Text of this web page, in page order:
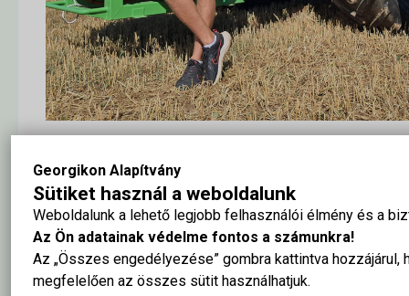
Georgikon Alapítvány
Sütiket használ a weboldalunk
Weboldalunk a lehető legjobb felhasználói élmény és a
Az Ön adatainak védelme fontos a számunkra!
Az „Összes engedélyezése” gombra kattintva hozzájárul,
megfelelően az összes sütit használhatjuk.
Pótfelvételi:Jelentkezz 2026. augusztus 7.-24:00-ig
Érdekel a mezőgazdaság, az állattenyésztés, a
Szeretnél Balatonparton, családias légkörben, kiemelkedő